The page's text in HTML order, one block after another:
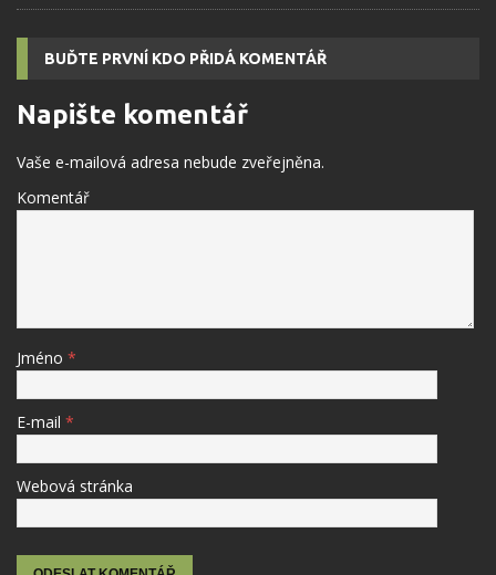
BUĎTE PRVNÍ KDO PŘIDÁ KOMENTÁŘ
Napište komentář
Vaše e-mailová adresa nebude zveřejněna.
Komentář
Jméno *
E-mail *
Webová stránka